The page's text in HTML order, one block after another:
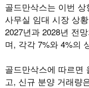
골드만삭스는 이번
사무실 임대 시장 상
2027년과 2028년 전
며, 각각 7%와 4%의
골드만삭스에 따르면
고, 신규 분양 거래량